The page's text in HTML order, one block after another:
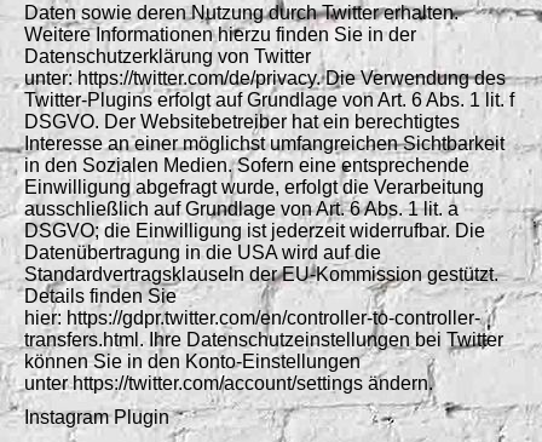
Daten sowie deren Nutzung durch Twitter erhalten.
Weitere Informationen hierzu finden Sie in der
Datenschutzerklärung von Twitter
unter: https://twitter.com/de/privacy. Die Verwendung des
Twitter-Plugins erfolgt auf Grundlage von Art. 6 Abs. 1 lit. f
DSGVO. Der Websitebetreiber hat ein berechtigtes
Interesse an einer möglichst umfangreichen Sichtbarkeit
in den Sozialen Medien. Sofern eine entsprechende
Einwilligung abgefragt wurde, erfolgt die Verarbeitung
ausschließlich auf Grundlage von Art. 6 Abs. 1 lit. a
DSGVO; die Einwilligung ist jederzeit widerrufbar. Die
Datenübertragung in die USA wird auf die
Standardvertragsklauseln der EU-Kommission gestützt.
Details finden Sie
hier: https://gdpr.twitter.com/en/controller-to-controller-
transfers.html. Ihre Datenschutzeinstellungen bei Twitter
können Sie in den Konto-Einstellungen
unter https://twitter.com/account/settings ändern.
Instagram Plugin